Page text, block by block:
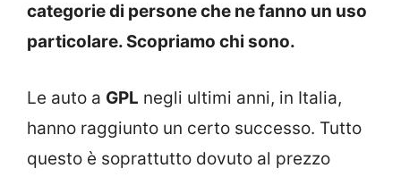
categorie di persone che ne fanno un uso
particolare. Scopriamo chi sono.
Le auto a GPL negli ultimi anni, in Italia,
hanno raggiunto un certo successo. Tutto
questo è soprattutto dovuto al prezzo